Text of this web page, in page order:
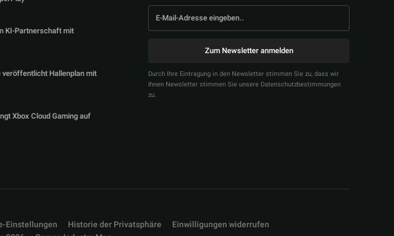
KI-Partnerschaft mit
Hallenplan mit
Xbox Cloud Gaming auf
Zum Newsletter anmelden
Durch Ihre Eintragung in den Newsletter stimmen Sie zu, dass wir
Ihnen Newsletter stimmen Sie unsere Datenschutzbestimmungen
zu.
Einstellungen Historie der Privatsphäre
Einwilligungen widerrufen